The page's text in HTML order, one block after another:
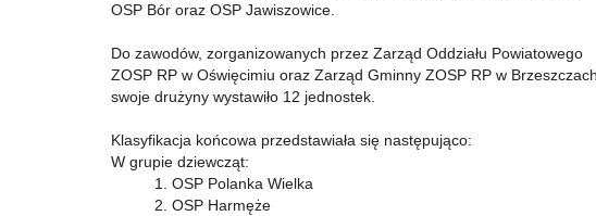
OSP Bór oraz OSP Jawiszowice.
Do zawodów, zorganizowanych przez Zarząd Oddziału Powiatowego
ZOSP RP w Oświęcimiu oraz Zarząd Gminny ZOSP RP w Brzeszczach,
swoje drużyny wystawiło 12 jednostek.
Klasyfikacja końcowa przedstawiała się następująco:
W grupie dziewcząt:
1. OSP Polanka Wielka
2. OSP Harmęże